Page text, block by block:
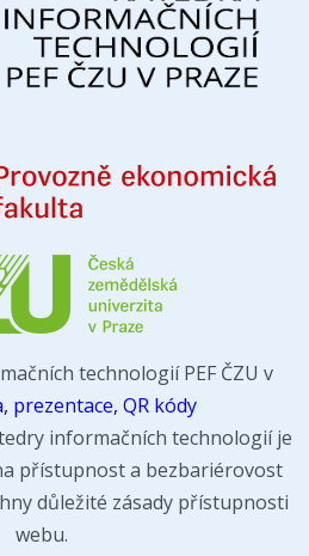
technologií PEF ČZU v
prezentace, QR kódy
informačních technologií je
přístupnost a bezbariérovost
důležité zásady přístupnosti
webu.